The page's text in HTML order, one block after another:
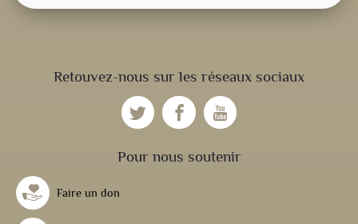
Retouvez-nous sur les réseaux sociaux
Pour nous soutenir
Faire un don